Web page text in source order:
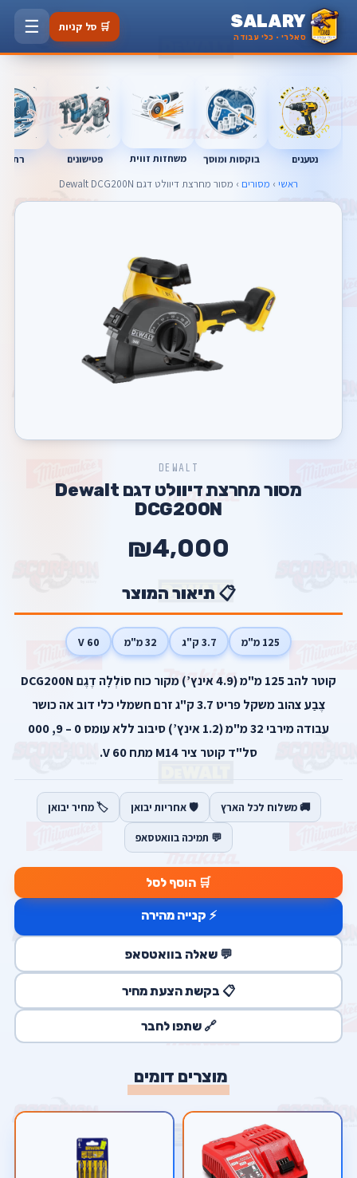
SALARY
סאלרי · כלי עבודה
🛒 סל קניות ☰
נטענים בוקסות ומוסך משחזות זווית פטישונים
ראשי › מסורים › מסור ‏מחרצת דיוולט דגם Dewalt DCG200N
DEWALT
מסור ‏מחרצת דיוולט דגם Dewalt
DCG200N
₪4,000
📋 תיאור המוצר
125 מ"מ 3.7 ק"ג 32 מ"מ 60 V
קוטר להב 125 מ"מ (4.9 אינץ’) מקור כוח סוֹלְלָה דֶגֶם DCG200N
צֶבַע צהוב משקל פריט 3.7 ק"ג זרם חשמלי כלי דוב אה כושר
עבודה מירבי 32 מ"מ (1.2 אינץ’) סיבוב ללא עומס 0 – 9, 000
סל"ד קוטר ציר M14 מתח 60 V.
🚚 משלוח לכל הארץ 🛡️ אחריות יבואן 🏷️ מחיר יבואן
💬 תמיכה בוואטסאפ
🛒 הוסף לסל
⚡ קנייה מהירה
💬 שאלה בוואטסאפ
📋 בקשת הצעת מחיר
🔗 שתפו לחבר
מוצרים דומים